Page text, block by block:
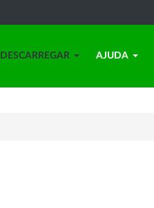
DESCARREGAR AJUDA